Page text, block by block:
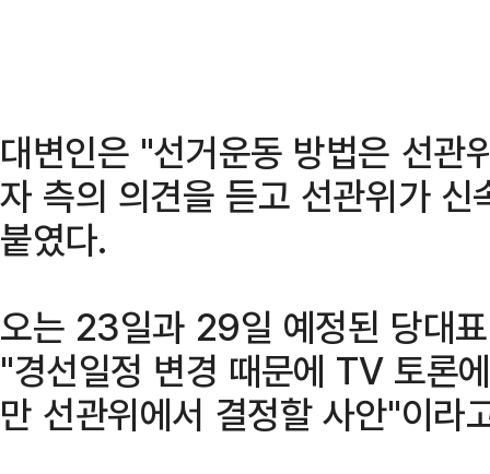
대변인은 "선거운동 방법은 선관
자 측의 의견을 듣고 선관위가
붙였다.
오는 23일과 29일 예정된 당대
"경선일정 변경 때문에 TV 토론
만 선관위에서 결정할 사안"이라